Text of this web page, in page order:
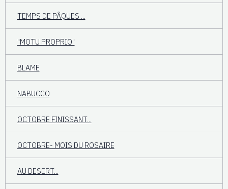
TEMPS DE PÂQUES ...
"MOTU PROPRIO"
BLAME
NABUCCO
OCTOBRE FINISSANT...
OCTOBRE- MOIS DU ROSAIRE
AU DESERT...